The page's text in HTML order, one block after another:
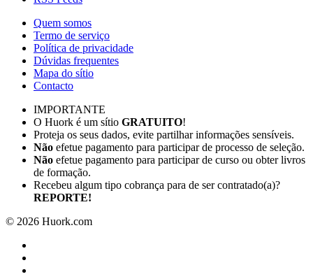
Quem somos
Termo de serviço
Política de privacidade
Dúvidas frequentes
Mapa do sítio
Contacto
IMPORTANTE
O Huork é um sítio GRATUITO!
Proteja os seus dados, evite partilhar informações sensíveis.
Não efetue pagamento para participar de processo de seleção.
Não efetue pagamento para participar de curso ou obter livros
de formação.
Recebeu algum tipo cobrança para de ser contratado(a)?
REPORTE!
© 2026 Huork.com